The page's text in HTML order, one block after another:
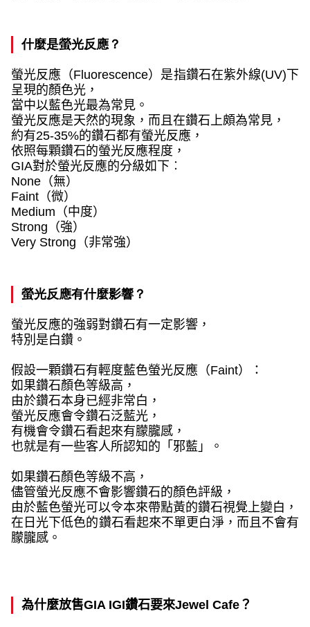
什麼是螢光反應？
螢光反應（Fluorescence） 是指鑽石在紫外線(UV)下
呈現的顏色光，
當中以藍色光最為常見。
螢光反應是天然的現象，而且在鑽石上頗為常見，
約有25-35%的鑽石都有螢光反應，
依照每顆鑽石的螢光反應程度，
GIA對於螢光反應的分級如下︰
None（無）
Faint（微）
Medium （中度）
Strong （強）
Very Strong （非常強）
螢光反應有什麼影響？
螢光反應的強弱對鑽石有一定影響，
特別是白鑽。
假設一顆鑽石有輕度藍色螢光反應（Faint）：
如果鑽石顏色等級高，
由於鑽石本身已經非常白，
螢光反應會令鑽石泛藍光，
有機會令鑽石看起來有朦朧感，
也就是有一些客人所認知的「邪藍」。
如果鑽石顏色等級不高，
儘管螢光反應不會影響鑽石的顏色評級，
由於藍色螢光可以令本來帶點黃的鑽石視覺上變白，
在日光下低色的鑽石看起來不單更白淨， 而且不會有
朦朧感。
為什麼放售GIA IGI鑽石要來Jewel Cafe？